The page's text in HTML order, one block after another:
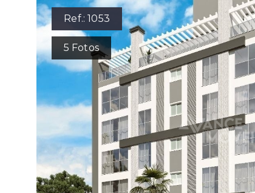
Ref.:1053
5 Fotos